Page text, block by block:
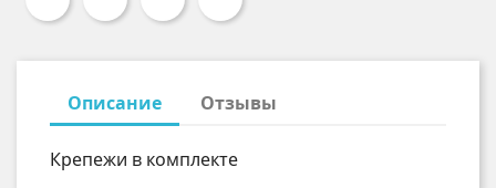
Описание Отзывы
Крепежи в комплекте